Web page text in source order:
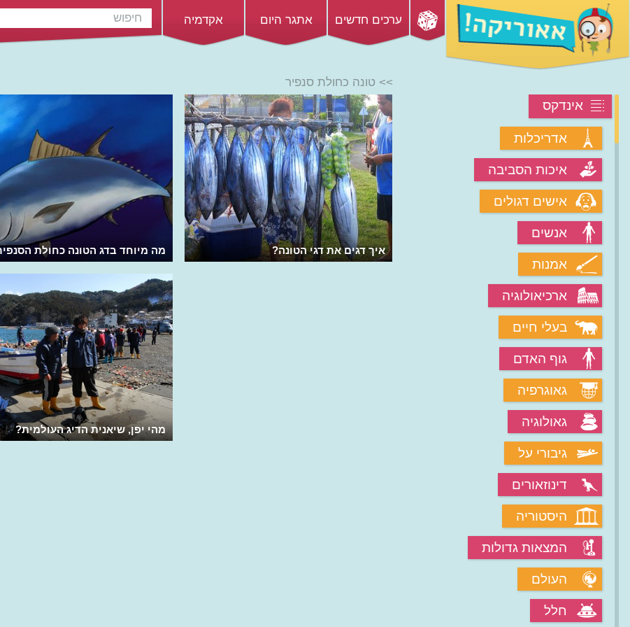
ערכים חדשים אתגר היום אקדמיה
אינדקס
אדריכלות
איכות הסביבה
אישים דגולים
אנשים
אמנות
ארכיאולוגיה
בעלי חיים
גוף האדם
גאוגרפיה
גאולוגיה
גיבורי על
דינוזאורים
היסטוריה
המצאות גדולות
העולם
חלל
>> טונה כחולת סנפיר
מה מיוחד בדג הטונה‭ ‬כחולת‭ ‬הסנפיר? איך דגים את דגי הטונה?
מהי יפן, שיאנית הדיג העולמית?